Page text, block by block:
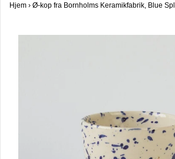
Hjem › Ø-kop fra Bornholms Keramikfabrik, Blue